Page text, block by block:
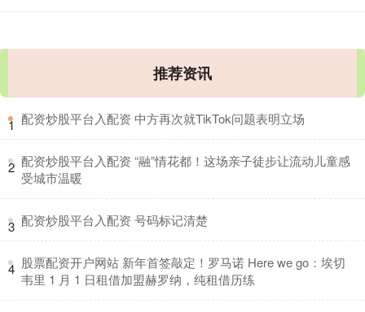
推荐资讯
1 ​配资炒股平台入配资 中方再次就TikTok问题表明立场
2 ​配资炒股平台入配资 “融”情花都！这场亲子徒步让流动儿童感
受城市温暖
3 ​配资炒股平台入配资 号码标记清楚
4 ​股票配资开户网站 新年首签敲定！罗马诺 Here we go：埃切
韦里 1 月 1 日租借加盟赫罗纳，纯租借历练